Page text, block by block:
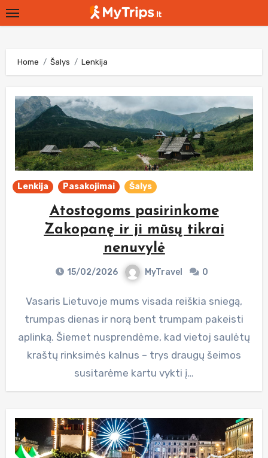
Skip
to
Home Šalys Lenkija
Lenkija Pasakojimai Šalys
Atostogoms pasirinkome
Zakopanę ir ji mūsų tikrai
nenuvylė
15/02/2026 MyTravel 0
Vasaris Lietuvoje mums visada reiškia sniegą,
trumpas dienas ir norą bent trumpam pakeisti
aplinką. Šiemet nusprendėme, kad vietoj saulėtų
kraštų rinksimės kalnus – trys draugų šeimos
susitarėme kartu vykti į…